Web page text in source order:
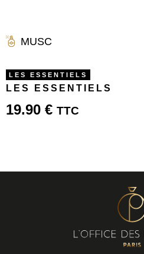
MUSC
LES ESSENTIELS
LES ESSENTIELS
19.90 € TTC